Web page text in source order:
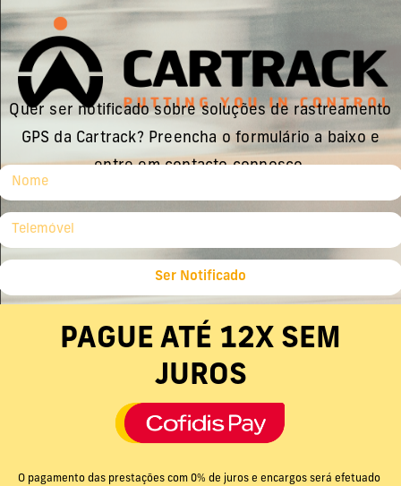
Quer ser notificado sobre soluções de rastreamento
GPS da Cartrack? Preencha o formulário a baixo e
entre em contacto connosco.
Ser Notificado
PAGUE ATÉ 12X SEM
JUROS
O pagamento das prestações com 0% de juros e encargos será efetuado